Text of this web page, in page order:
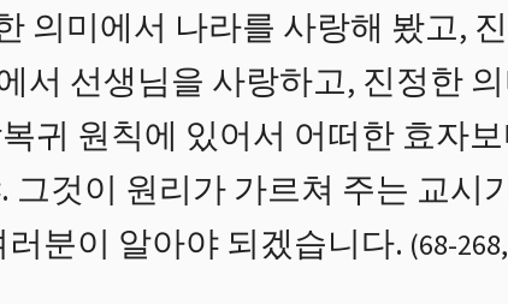
의미에서 나라를 사랑해 봤고,
서 선생님을 사랑하고, 진정한
귀 원칙에 있어서 어떠한 효자
그것이 원리가 가르쳐 주는 교시
분이 알아야 되겠습니다. (68-268,